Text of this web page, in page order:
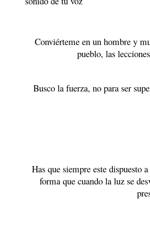
Conviérteme en un hombre y
pueblo, las
Busco la fuerza, no para ser
Has que siempre este dispuesto
forma que cuando la luz se